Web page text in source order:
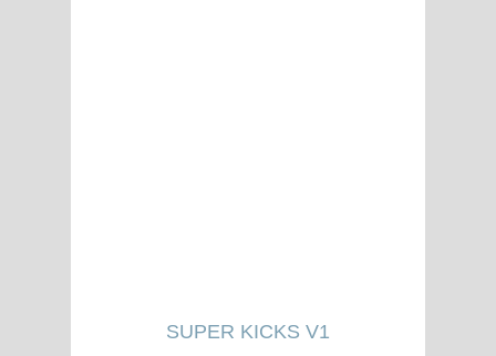
SUPER KICKS V1